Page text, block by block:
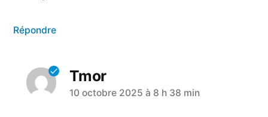
Répondre
Tmor
10 octobre 2025 à 8 h 38 min